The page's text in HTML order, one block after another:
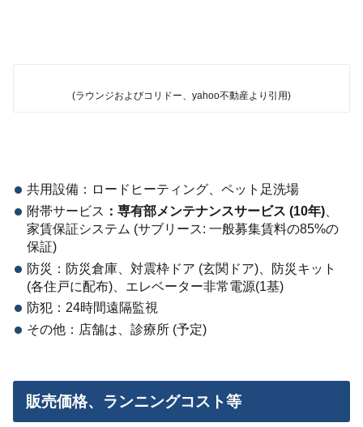
(ラウンジおよびコリドー、yahoo不動産より引用)
共用設備：ロードヒーティング、ペット足洗場
附帯サービス ：専有部メンテナンスサービス (10年)、
家賃保証システム (サブリース: 一般募集賃料の85%の
保証)
防災：防災倉庫、対震枠ドア (玄関ドア)、防災キット
(各住戸に配布)、エレベーター非常電源(1基)
防犯：24時間遠隔監視
その他：店舗は、診療所 (予定)
販売価格、ランニングコスト等